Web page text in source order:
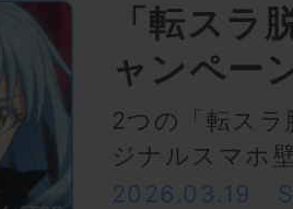
「転スラ
ャンペー
2つの「転ス
ジナルスマホ
2026.03.19